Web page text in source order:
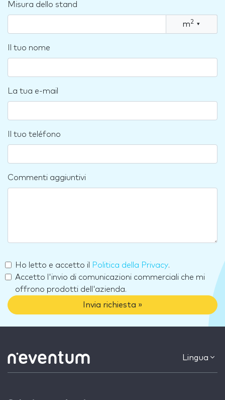
Misura dello stand
m2 ▾
Il tuo nome
La tua e-mail
Il tuo teléfono
Commenti aggiuntivi
Ho letto e accetto il Politica della Privacy.
Accetto l'invio di comunicazioni commerciali che mi
offrono prodotti dell'azienda.
Invia richiesta »
Lingua